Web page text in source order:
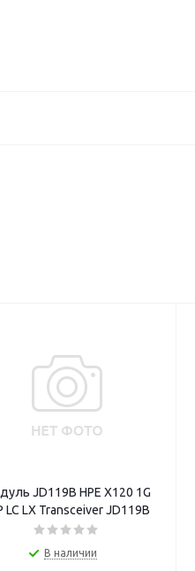
JD119B HPE X120 1G
LC LX Transceiver JD119B
В наличии